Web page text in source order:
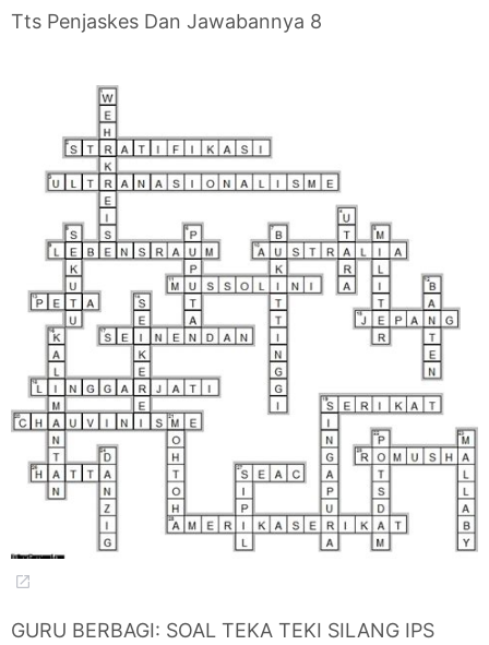
Tts Penjaskes Dan Jawabannya 8
GURU BERBAGI: SOAL TEKA TEKI SILANG IPS